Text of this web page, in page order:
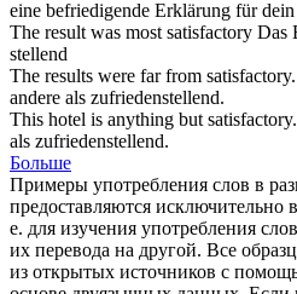
eine befriedigende Erklärung für dein
The result was most satisfactory Das
stellend
The results were far from satisfactory.
andere als zufriedenstellend.
This hotel is anything but satisfactory.
als zufriedenstellend.
Больше
Примеры употребления слов в
предоставляются исключительно
е. для изучения употребления
их перевода на другой. Все
из открытых источников с